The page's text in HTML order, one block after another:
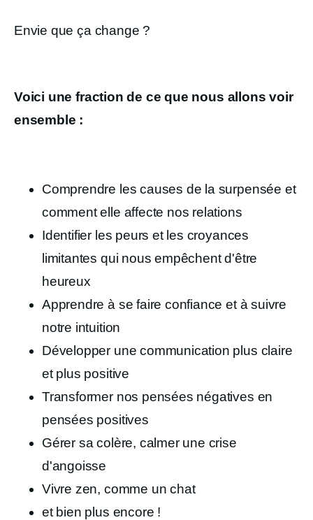
Envie que ça change ?
Voici une fraction de ce que nous allons voir
ensemble :
Comprendre les causes de la surpensée et
comment elle affecte nos relations
Identifier les peurs et les croyances
limitantes qui nous empêchent d'être
heureux
Apprendre à se faire confiance et à suivre
notre intuition
Développer une communication plus claire
et plus positive
Transformer nos pensées négatives en
pensées positives
Gérer sa colère, calmer une crise
d'angoisse
Vivre zen, comme un chat
et bien plus encore !